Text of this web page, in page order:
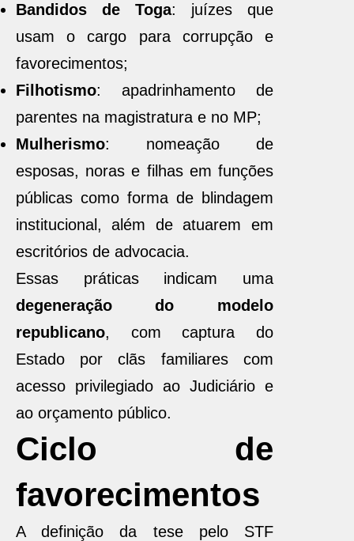
Bandidos de Toga: juízes que
usam o cargo para corrupção e
favorecimentos;
Filhotismo: apadrinhamento de
parentes na magistratura e no MP;
Mulherismo: nomeação de
esposas, noras e filhas em funções
públicas como forma de blindagem
institucional, além de atuarem em
escritórios de advocacia.
Essas práticas indicam uma
degeneração do modelo
republicano, com captura do
Estado por clãs familiares com
acesso privilegiado ao Judiciário e
ao orçamento público.
Ciclo de
favorecimentos
A definição da tese pelo STF